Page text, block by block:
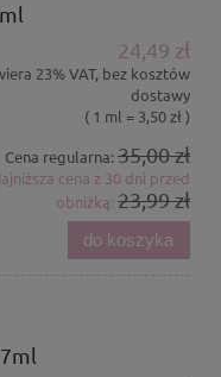
24,49 zł
23% VAT, bez kosztów
dostawy
( 1 ml = 3,50 zł )
Cena regularna: 35,00 zł
cena z 30 dni przed
obniżką: 23,99 zł
do koszyka